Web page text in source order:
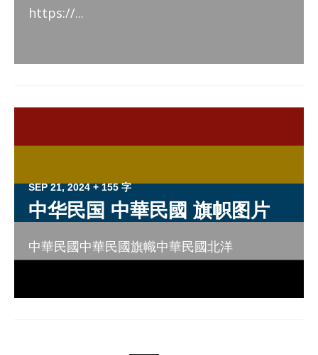
https://...
SEP 21, 2024 + 155 字
中华民国 中華民國 旗帜图片
中華民國中華民國旗幟中華民國北洋